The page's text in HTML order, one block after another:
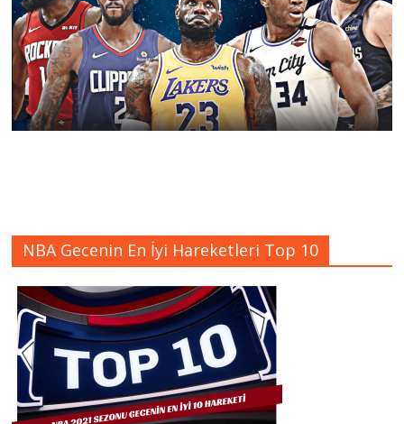
NBA Gecenin En İyi Hareketleri Top 10